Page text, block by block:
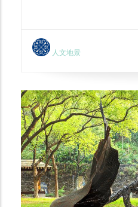
習原住民文化、教育
區主要以展示、保存、
16族群傳統建築、樂
區、文化體驗等，來遊
地學習到原住民族文化
間的生活樣態。
人文地景